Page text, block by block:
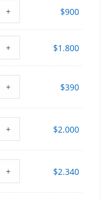
+ $900
+ $1.800
+ $390
+ $2.000
+ $2.340